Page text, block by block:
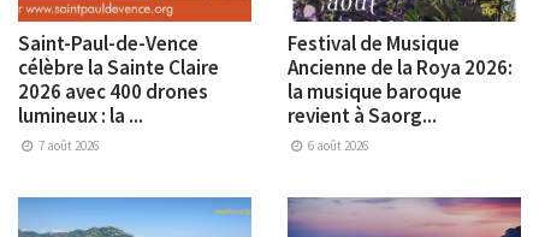
Saint-Paul-de-Vence
célèbre la Sainte Claire
2026 avec 400 drones
lumineux : la ...
7 août 2026
Festival de Musique
Ancienne de la Roya 2026:
la musique baroque
revient à Saorg...
6 août 2026